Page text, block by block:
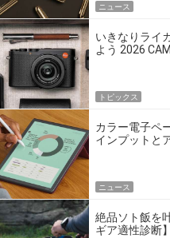
ニュース
いきなりライ
よう 2026
トピックス
カラー電子ペ
インプットと
ニュース
絶品ソト飯を
ギア適性診断】